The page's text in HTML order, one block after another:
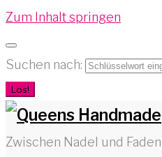
Zum Inhalt springen
Suchen nach:
Los!
Zwischen Nadel und